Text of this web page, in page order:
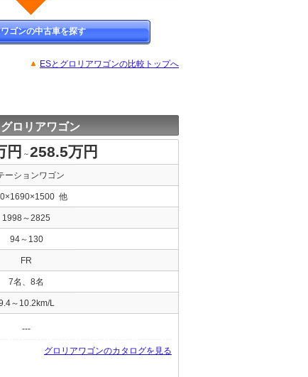
ゴンの中古車を探す
ESとグロリアワゴンの比較トップへ
ロリアワゴン
円 ～258.5万円
ーションワゴン
他
1998～2825
94～130
FR
7名、8名
～10.2km/L
---
グロリアワゴンのカタログを見る